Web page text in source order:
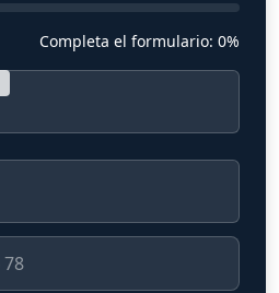
Completa el formulario: 0%